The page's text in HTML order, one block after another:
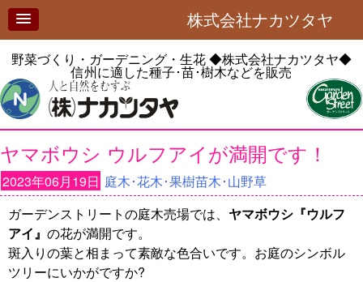
株式会社ナカツタヤ
野菜づくり・ガーデニング・生花◆株式会社ナカツタヤ◆
信州に適した種子･苗･樹木などを販売
ヤマボウシ ウルフアイが満開です！
2023年06月19日 庭木･花木･果樹苗木･山野草
ガーデンストリートの庭木売場では、 ヤマボウシ『ウルフ
アイ』 の花が満開です。
斑入りの葉と相まって素敵な色合いです。お庭のシンボル
ツリーにいかがですか?